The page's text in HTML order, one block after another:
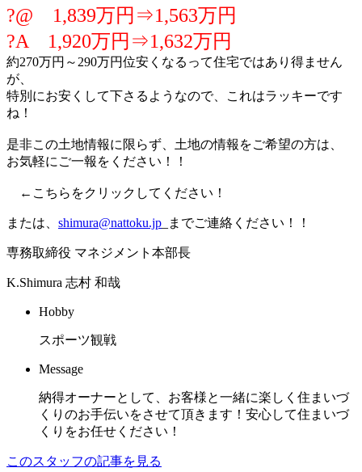
?@ 1,839万円⇒1,563万円
?A 1,920万円⇒1,632万円
約270万円～290万円位安くなるって住宅ではあり得ません
が、
特別にお安くして下さるようなので、これはラッキーです
ね！
是非この土地情報に限らず、土地の情報をご希望の方は、
お気軽にご一報をください！！
←こちらをクリックしてください！
または、 shimura@nattoku.jp _までご連絡ください！！
専務取締役 マネジメント本部長
K.Shimura 志村 和哉
Hobby
スポーツ観戦
Message
納得オーナーとして、お客様と一緒に楽しく住まいづ
くりのお手伝いをさせて頂きます！安心して住まいづ
くりをお任せください！
このスタッフの記事を見る